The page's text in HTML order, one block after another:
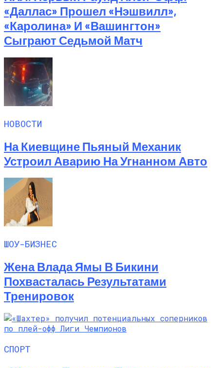
«Даллас» Прошел «Нэшвилл»,
«Каролина» И «Вашингтон»
Сыграют Седьмой Матч
НОВОСТИ
На Киевщине Пьяный Механик
Устроил Аварию На Угнанном Авто
ШОУ-БИЗНЕС
Жена Влада Ямы В Бикини
Похвасталась Результатами
Тренировок
СПОРТ